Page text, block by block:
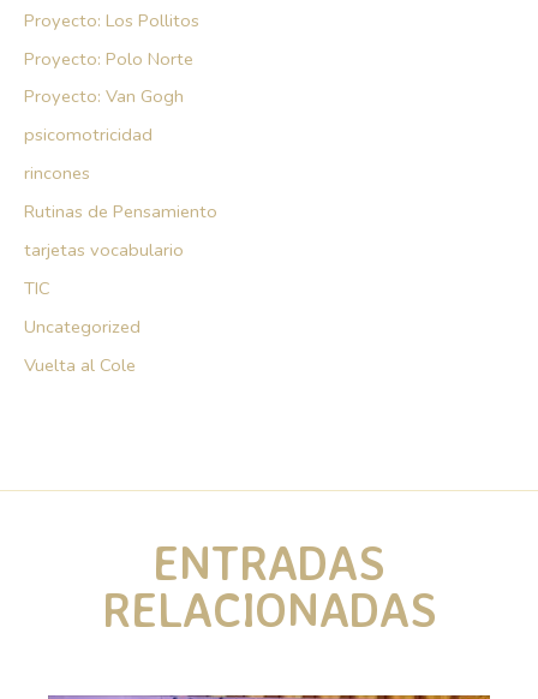
Proyecto: Los Pollitos
Proyecto: Polo Norte
Proyecto: Van Gogh
psicomotricidad
rincones
Rutinas de Pensamiento
tarjetas vocabulario
TIC
Uncategorized
Vuelta al Cole
ENTRADAS
RELACIONADAS